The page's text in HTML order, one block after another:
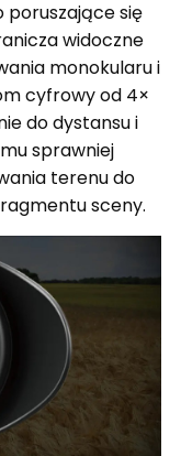
poruszające się
widoczne
monokularu i
cyfrowy od 4×
do dystansu i
sprawniej
terenu do
sceny.